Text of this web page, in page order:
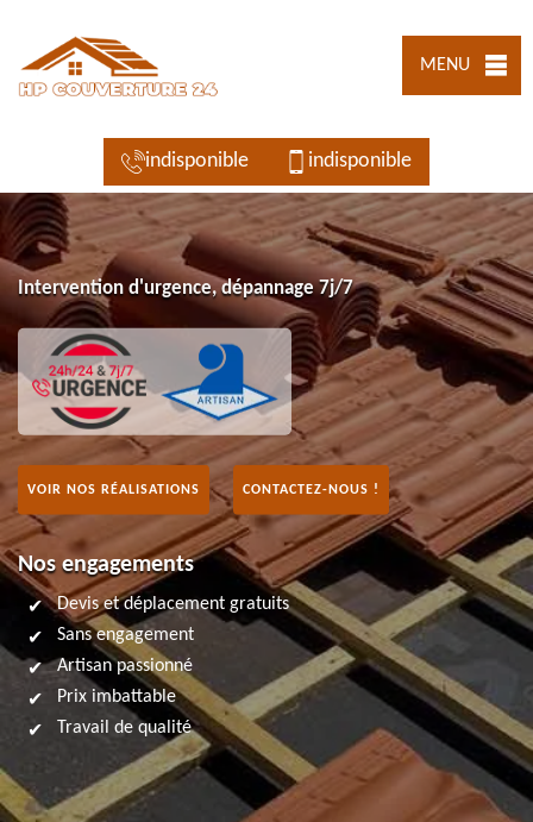
MENU
indisponible indisponible
Intervention d'urgence, dépannage 7j/7
VOIR NOS RÉALISATIONS CONTACTEZ-NOUS !
Nos engagements
Devis et déplacement gratuits
Sans engagement
Artisan passionné
Prix imbattable
Travail de qualité